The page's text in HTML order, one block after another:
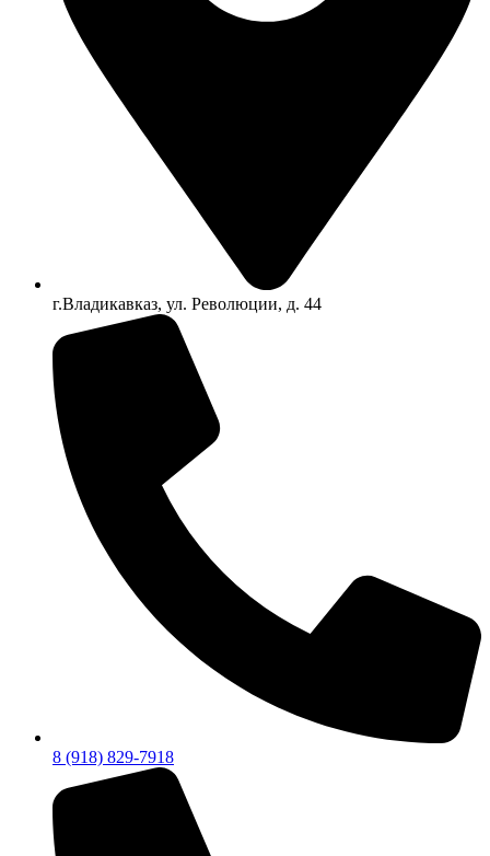
г.Владикавказ, ул. Революции, д. 44
8 (918) 829-7918